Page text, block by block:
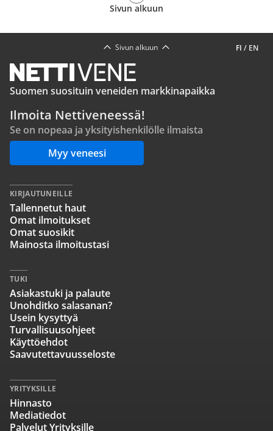
Sivun alkuun
FI / EN
Sivun alkuun
Suomen suosituin veneiden markkinapaikka
Ilmoita Nettiveneessä!
Se on nopeaa ja yksityishenkilölle ilmaista
Myy veneesi
KIRJAUTUNEILLE
Tallennetut haut
Omat ilmoitukset
Omat suosikit
Mainosta ilmoitustasi
TUKI
Asiakastuki ja palaute
Unohditko salasanan?
Usein kysyttyä
Turvallisuusohjeet
Käyttöehdot
Saavutettavuusseloste
YRITYKSILLE
Hinnasto
Mediatiedot
Palvelut Yrityksille